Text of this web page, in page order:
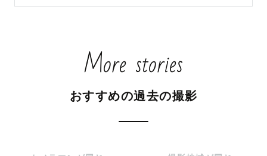
はじめは自分もゲストとして、ウエディング・お宮参りな
天気、気温、においまでもが今でも鮮明に思い出されま
きの幸せな時間”や”気持ち”にタイムスリップできる。
More stories
おすすめの過去の撮影